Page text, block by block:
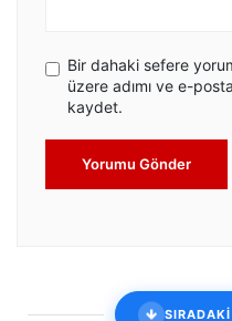
Bir dahaki sefere
üzere adımı ve e-
kaydet.
Yorumu Gönder